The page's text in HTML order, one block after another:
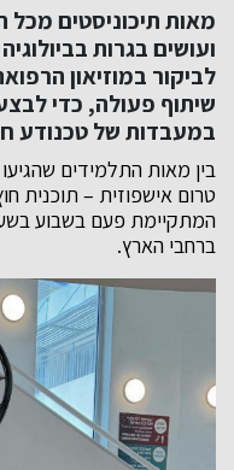
מאות תיכוניסטים
לביקור במוזיאון
שיתוף פעולה, כדי
במעבדות של טכנודע
בין מאות התלמידים
טרום אישפוזית – תוכנית
המתקיימת פעם בשבוע
ברחבי הארץ.